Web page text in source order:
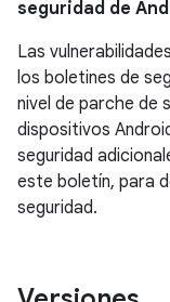
seguridad de
Las
los boletines de
nivel de parche de
dispositivos
seguridad
este boletín, para
seguridad.